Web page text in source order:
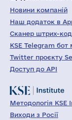
Новини компаній
Наш додаток в
Сканер штрих-
KSE Telegram бот
Twitter проєкту
Доступ до API
Методологія KSE
Виходи з Росії